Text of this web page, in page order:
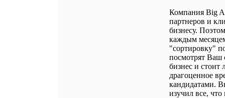
Компания Big
партнеров и
бизнесу.
каждым
"сортировку"
посмотрят Ваш
бизнес и стоит
драгоценное
кандидатами.
изучил все,